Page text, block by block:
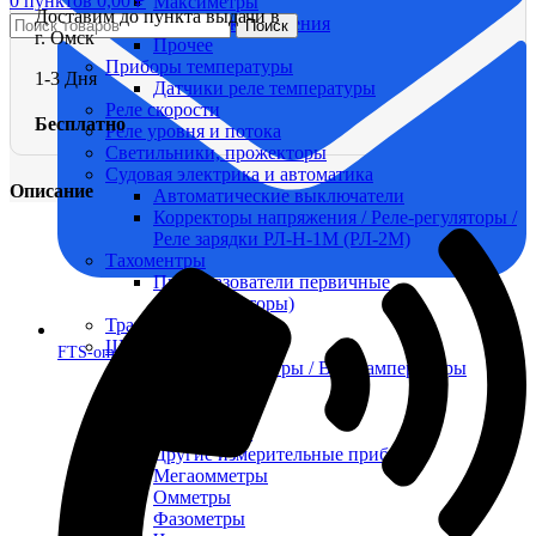
FTS-omsk@mail.ru
Приемники давления
Прочее
Приборы температуры
Датчики реле температуры
Реле скорости
Реле уровня и потока
Светильники, прожекторы
Судовая электрика и автоматика
Автоматические выключатели
Корректоры напряжения / Реле-регуляторы /
Реле зарядки РЛ-Н-1М (РЛ-2М)
Тахоментры
Преобразователи первичные
(тахогенераторы)
Трансформаторы
Щитовые приборы
Ампервольтметры / Вольтамперметры
Другие измерительные приборы
Мегаомметры
Омметры
Фазометры
Поиск
Доставим до пункта выдачи в
г. Омск
1-3 Дня
Бесплатно
Описание